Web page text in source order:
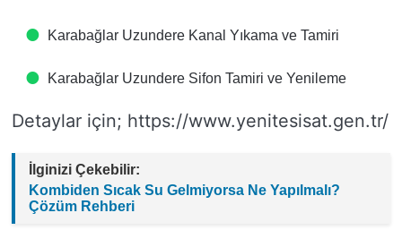
Karabağlar Uzundere Kanal Yıkama ve Tamiri
Karabağlar Uzundere Sifon Tamiri ve Yenileme
Detaylar için; https://www.yenitesisat.gen.tr/
İlginizi Çekebilir:
Kombiden Sıcak Su Gelmiyorsa Ne Yapılmalı?
Çözüm Rehberi